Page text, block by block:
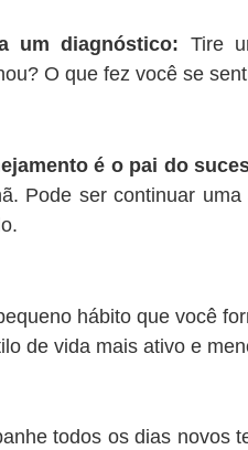
um diagnóstico: Tire
O que fez você se
é o pai do
Pode ser continuar
hábito que você
de vida mais ativo e
todos os dias novos